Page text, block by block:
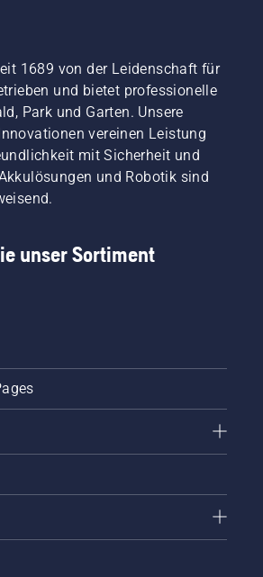
1689 von der Leidenschaft für
und bietet professionelle
Park und Garten. Unsere
vereinen Leistung
mit Sicherheit und
und Robotik sind
unser Sortiment